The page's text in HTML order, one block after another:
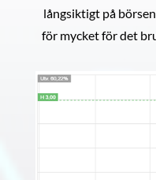
långsiktigt på
för mycket för det